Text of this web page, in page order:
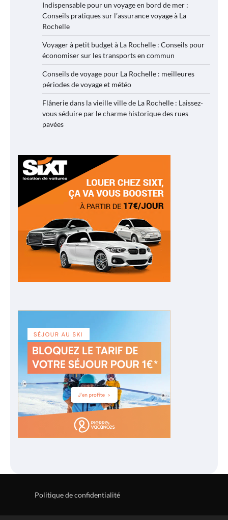
Indispensable pour un voyage en bord de mer :
Conseils pratiques sur l’assurance voyage à La
Rochelle
Voyager à petit budget à La Rochelle : Conseils pour
économiser sur les transports en commun
Conseils de voyage pour La Rochelle : meilleures
périodes de voyage et météo
Flânerie dans la vieille ville de La Rochelle : Laissez-
vous séduire par le charme historique des rues
pavées
Politique de confidentialité